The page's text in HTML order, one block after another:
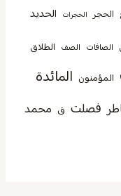
الحجر الحجرات الحديد
الصافات الصف الطلاق
المؤمنون المائدة
فصلت ق محمد